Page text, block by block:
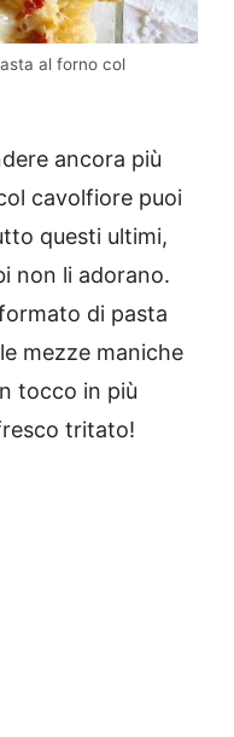
al forno col
ancora più
cavolfiore puoi
questi ultimi,
non li adorano.
di pasta
mezze maniche
tocco in più
tritato!